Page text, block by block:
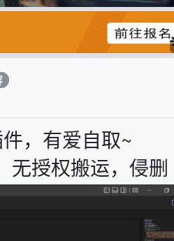
，有爱自取~
无授权搬运，侵删